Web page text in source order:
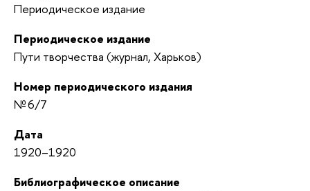
Периодическое издание
Периодическое издание
Пути творчества (журнал, Харьков)
Номер периодического издания
№ 6/7
Дата
1920–1920
Библиографическое описание